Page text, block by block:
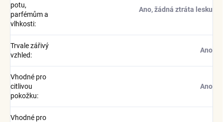
potu,
parfémům a
vlhkosti:
Ano, žádná ztráta lesku
Trvale zářivý
vzhled:
Ano
Vhodné pro
citlivou
pokožku:
Ano
Vhodné pro